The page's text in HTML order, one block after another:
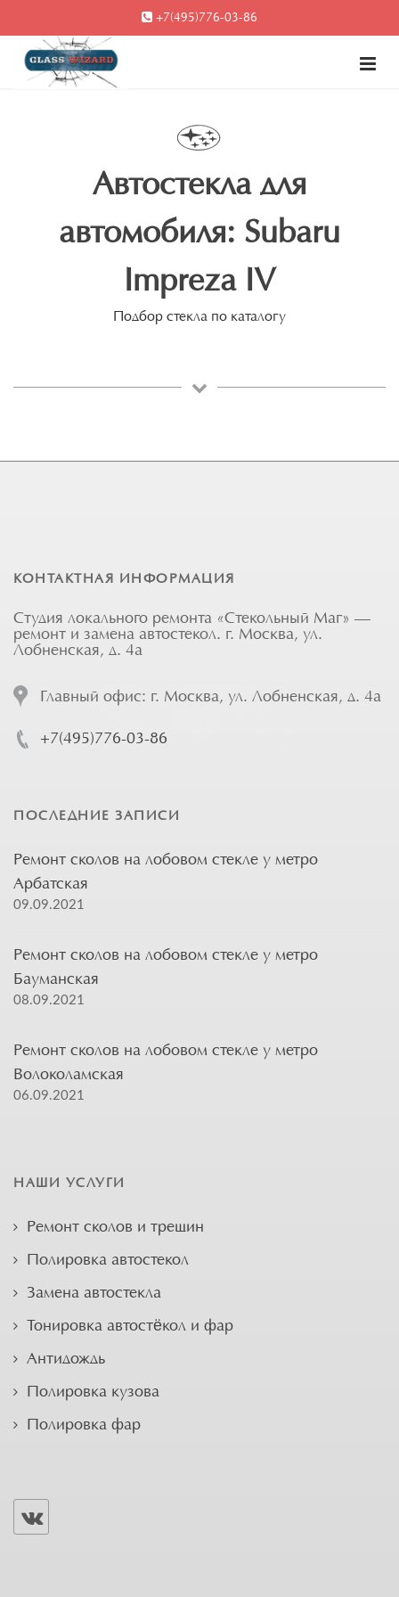
+7(495)776-03-86
Автостекла для
автомобиля: Subaru
Impreza IV
Подбор стекла по каталогу
КОНТАКТНАЯ ИНФОРМАЦИЯ
Студия локального ремонта «Стекольный Маг» —
ремонт и замена автостекол. г. Москва, ул.
Лобненская, д. 4а
Главный офис: г. Москва, ул. Лобненская, д. 4а
+7(495)776-03-86
ПОСЛЕДНИЕ ЗАПИСИ
Ремонт сколов на лобовом стекле у метро
Арбатская
09.09.2021
Ремонт сколов на лобовом стекле у метро
Бауманская
08.09.2021
Ремонт сколов на лобовом стекле у метро
Волоколамская
06.09.2021
НАШИ УСЛУГИ
Ремонт сколов и трещин
Полировка автостекол
Замена автостекла
Тонировка автостёкол и фар
Антидождь
Полировка кузова
Полировка фар